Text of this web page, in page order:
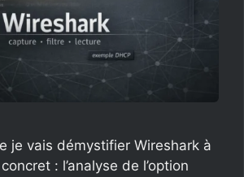
je vais démystifier Wireshark à
: l’analyse de l’option